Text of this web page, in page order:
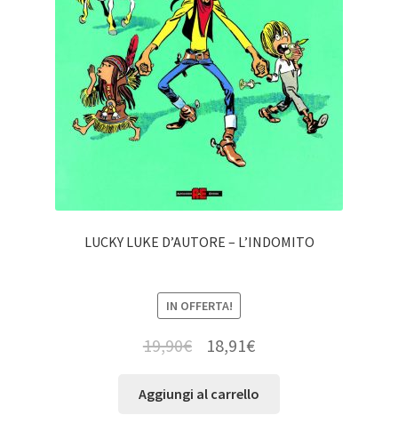
LUCKY LUKE D’AUTORE – L’INDOMITO
IN OFFERTA!
19,90€ 18,91€
Aggiungi al carrello